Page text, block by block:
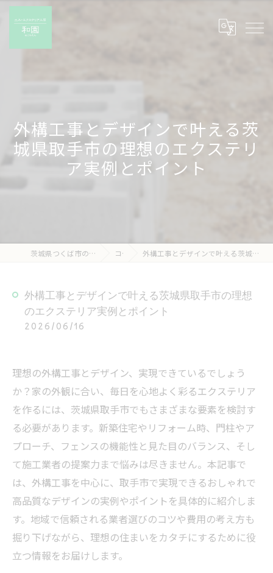
外構工事とデザインで叶える茨
城県取手市の理想のエクステリ
ア実例とポイント
茨城県つくば市の外構工事なら有限会社和園 コラム 外構工事とデザインで叶える茨城県取手市の理想のエクステリア実例とポイント
外構工事とデザインで叶える茨城県取手市の理想
のエクステリア実例とポイント
2026/06/16
理想の外構工事とデザイン、実現できているでしょう
か？家の外観に合い、毎日を心地よく彩るエクステリア
を作るには、茨城県取手市でもさまざまな要素を検討す
る必要があります。新築住宅やリフォーム時、門柱やア
プローチ、フェンスの機能性と見た目のバランス、そし
て施工業者の提案力まで悩みは尽きません。本記事で
は、外構工事を中心に、取手市で実現できるおしゃれで
高品質なデザインの実例やポイントを具体的に紹介しま
す。地域で信頼される業者選びのコツや費用の考え方も
掘り下げながら、理想の住まいをカタチにするために役
立つ情報をお届けします。